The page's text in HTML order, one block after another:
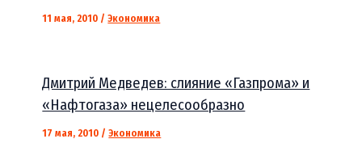
11 мая, 2010 /Экономика
Дмитрий Медведев: слияние «Газпрома» и
«Нафтогаза» нецелесообразно
17 мая, 2010 /Экономика